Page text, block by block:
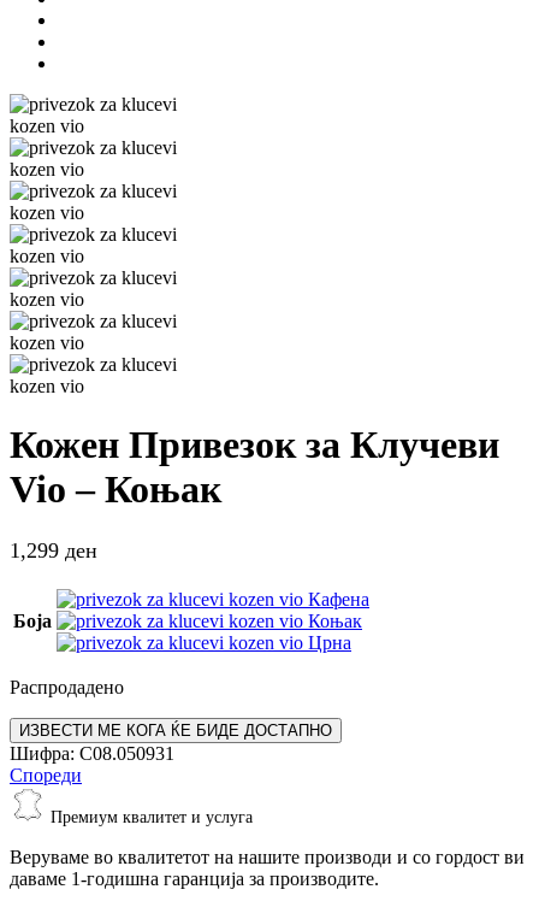
Кожен Привезок за Клучеви
Vio – Коњак
1,299 ден
Боја
Кафена
Коњак
Црна
Распродадено
Шифра: C08.050931
Спореди
Премиум квалитет и услуга
Веруваме во квалитетот на нашите производи и со гордост ви
даваме 1-годишна гаранција за производите.